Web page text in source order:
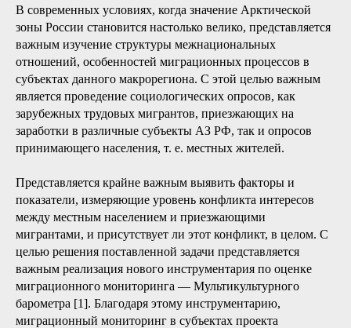
В современных условиях, когда значение Арктической
зоны России становится настолько велико, представляется
важным изучение структуры межнациональных
отношений, особенностей миграционных процессов в
субъектах данного макрорегиона. С этой целью важным
является проведение социологических опросов, как
зарубежных трудовых мигрантов, приезжающих на
заработки в различные субъекты АЗ РФ, так и опросов
принимающего населения, т. е. местных жителей.
Представляется крайне важным выявить факторы и
показатели, измеряющие уровень конфликта интересов
между местным населением и приезжающими
мигрантами, и присутствует ли этот конфликт, в целом. С
целью решения поставленной задачи представляется
важным реализация нового инструментария по оценке
миграционного мониторинга — Мультикультурного
барометра [1]. Благодаря этому инструментарию,
миграционный мониторинг в субъектах проекта